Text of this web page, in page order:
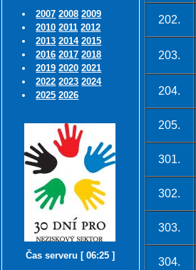
2007 2008 2009
2010 2011 2012
2013 2014 2015
2016 2017 2018
2019 2020 2021
2022 2023 2024
2025 2026
Čas serveru [ 06:25 ]
202.
203.
204.
205.
301.
302.
303.
304.